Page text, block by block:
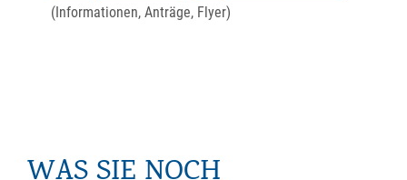
(Informationen, Anträge, Flyer)